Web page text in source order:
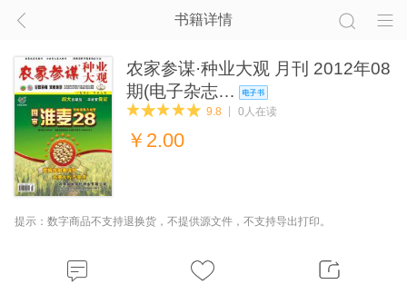
书籍详情
农家参谋·种业大观 月刊 2012年08
期(电子杂志…
9.8 0人在读
￥ 2.00
提示：数字商品不支持退换货，不提供源文件，不支持导出打印。